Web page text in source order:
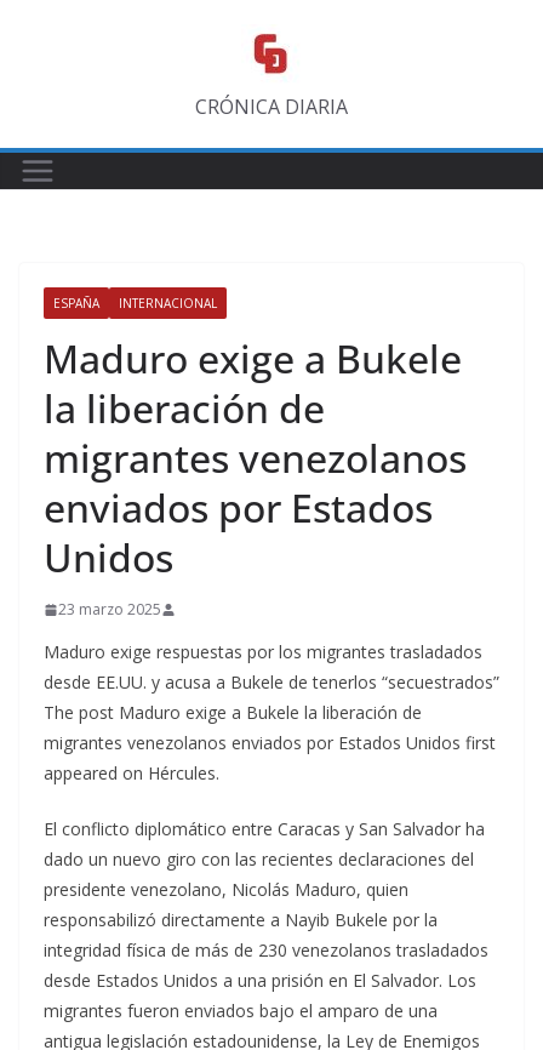
CRÓNICA DIARIA
ESPAÑA INTERNACIONAL
Maduro exige a Bukele
la liberación de
migrantes venezolanos
enviados por Estados
Unidos
23 marzo 2025
Maduro exige respuestas por los migrantes trasladados
desde EE.UU. y acusa a Bukele de tenerlos “secuestrados”
The post Maduro exige a Bukele la liberación de
migrantes venezolanos enviados por Estados Unidos first
appeared on Hércules.
El conflicto diplomático entre Caracas y San Salvador ha
dado un nuevo giro con las recientes declaraciones del
presidente venezolano, Nicolás Maduro, quien
responsabilizó directamente a Nayib Bukele por la
integridad física de más de 230 venezolanos trasladados
desde Estados Unidos a una prisión en El Salvador. Los
migrantes fueron enviados bajo el amparo de una
antigua legislación estadounidense, la Ley de Enemigos